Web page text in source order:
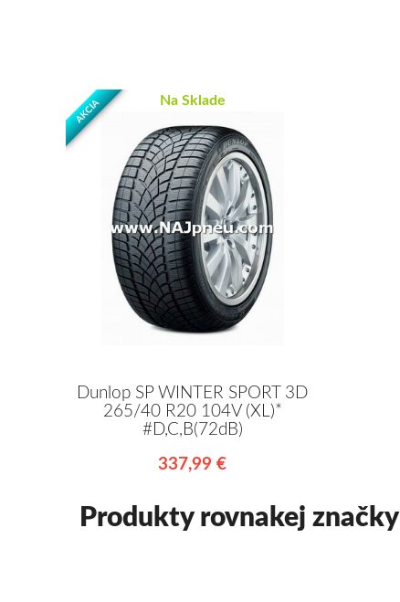
AKCIA Na Sklade
Dunlop SP WINTER SPORT 3D
265/40 R20 104V (XL)*
#D,C,B(72dB)
337,99 €
Produkty rovnakej značky